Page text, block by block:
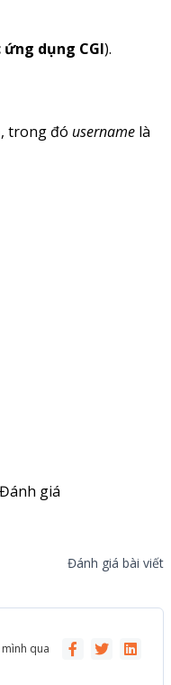
dụng CGI).
, trong đó username là
Đánh giá
Đánh giá bài viết
qua